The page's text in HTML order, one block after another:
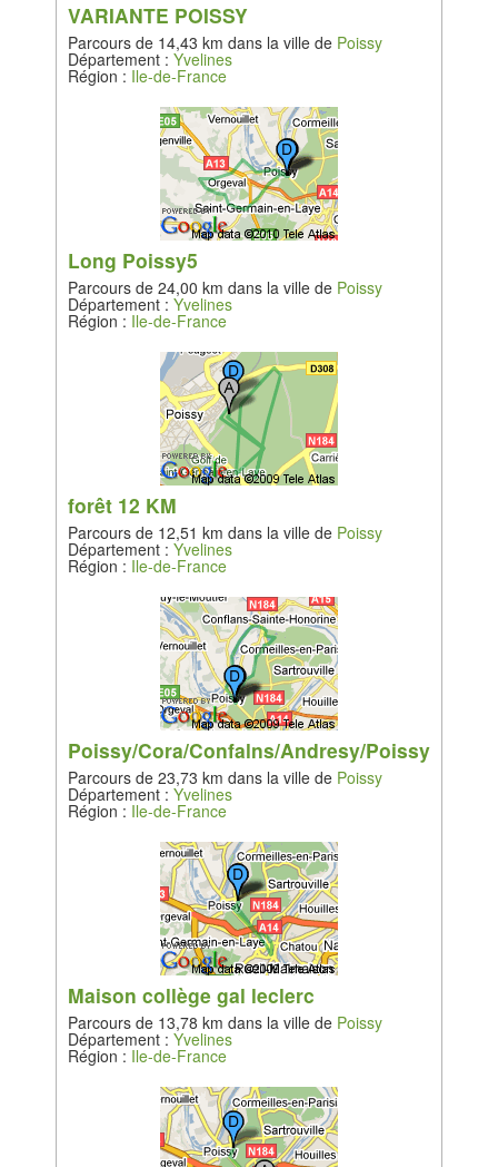
VARIANTE POISSY
Parcours de 14,43 km dans la ville de Poissy
Département : Yvelines
Région : Ile-de-France
Long Poissy5
Parcours de 24,00 km dans la ville de Poissy
Département : Yvelines
Région : Ile-de-France
forêt 12 KM
Parcours de 12,51 km dans la ville de Poissy
Département : Yvelines
Région : Ile-de-France
Poissy/Cora/Confalns/Andresy/Poissy
Parcours de 23,73 km dans la ville de Poissy
Département : Yvelines
Région : Ile-de-France
Maison collège gal leclerc
Parcours de 13,78 km dans la ville de Poissy
Département : Yvelines
Région : Ile-de-France